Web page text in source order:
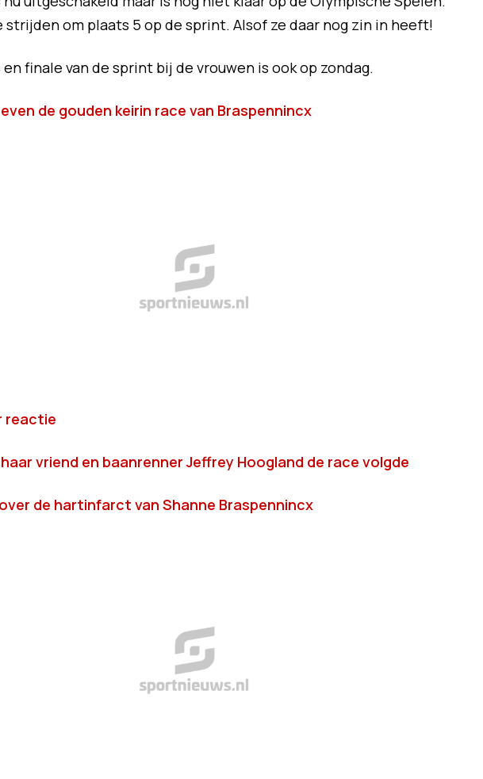
strijden om plaats 5 op de sprint. Alsof ze daar nog zin in heeft!
finale van de sprint bij de vrouwen is ook op zondag.
de gouden keirin race van Braspennincx
reactie
vriend en baanrenner Jeffrey Hoogland de race volgde
de hartinfarct van Shanne Braspennincx